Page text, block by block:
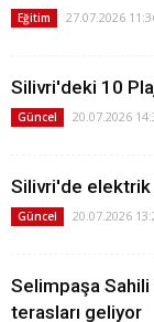
Eğitim 27.07.2026
Silivri'deki 10
Güncel 20.07.2026
Silivri'de
Güncel 20.07.2026
Selimpaşa Sahili
terasları geliyor